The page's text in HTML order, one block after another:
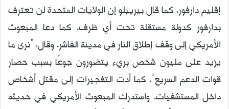
إقليم دارفور. كما قال بيرييلو إن الولايات المتحدة لن تعترف
بدارفور كدولة مستقلة تحت أي ظرف. كما دعا المبعوث
الأمريكي إلى وقف إطلاق النار في مدينة الفاشر. وقال: “نرى ما
يزيد على مليون شخص بريء يتضورون جوعًا بسبب حصار
قوات الدعم السريع”. كما أدت التفجيرات إلى مقتل أشخاص
داخل المستشفيات. واستدرك المبعوث الأمريكي في حديثه